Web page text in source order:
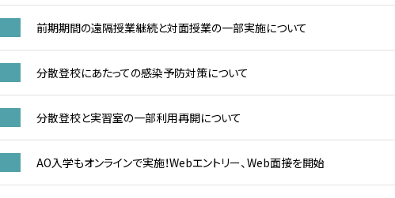
前期期間の遠隔授業継続と対面授業の一部実施について
分散登校にあたっての感染予防対策について
分散登校と実習室の一部利用再開について
AO入学もオンラインで実施！Webエントリー、Web面接を開始